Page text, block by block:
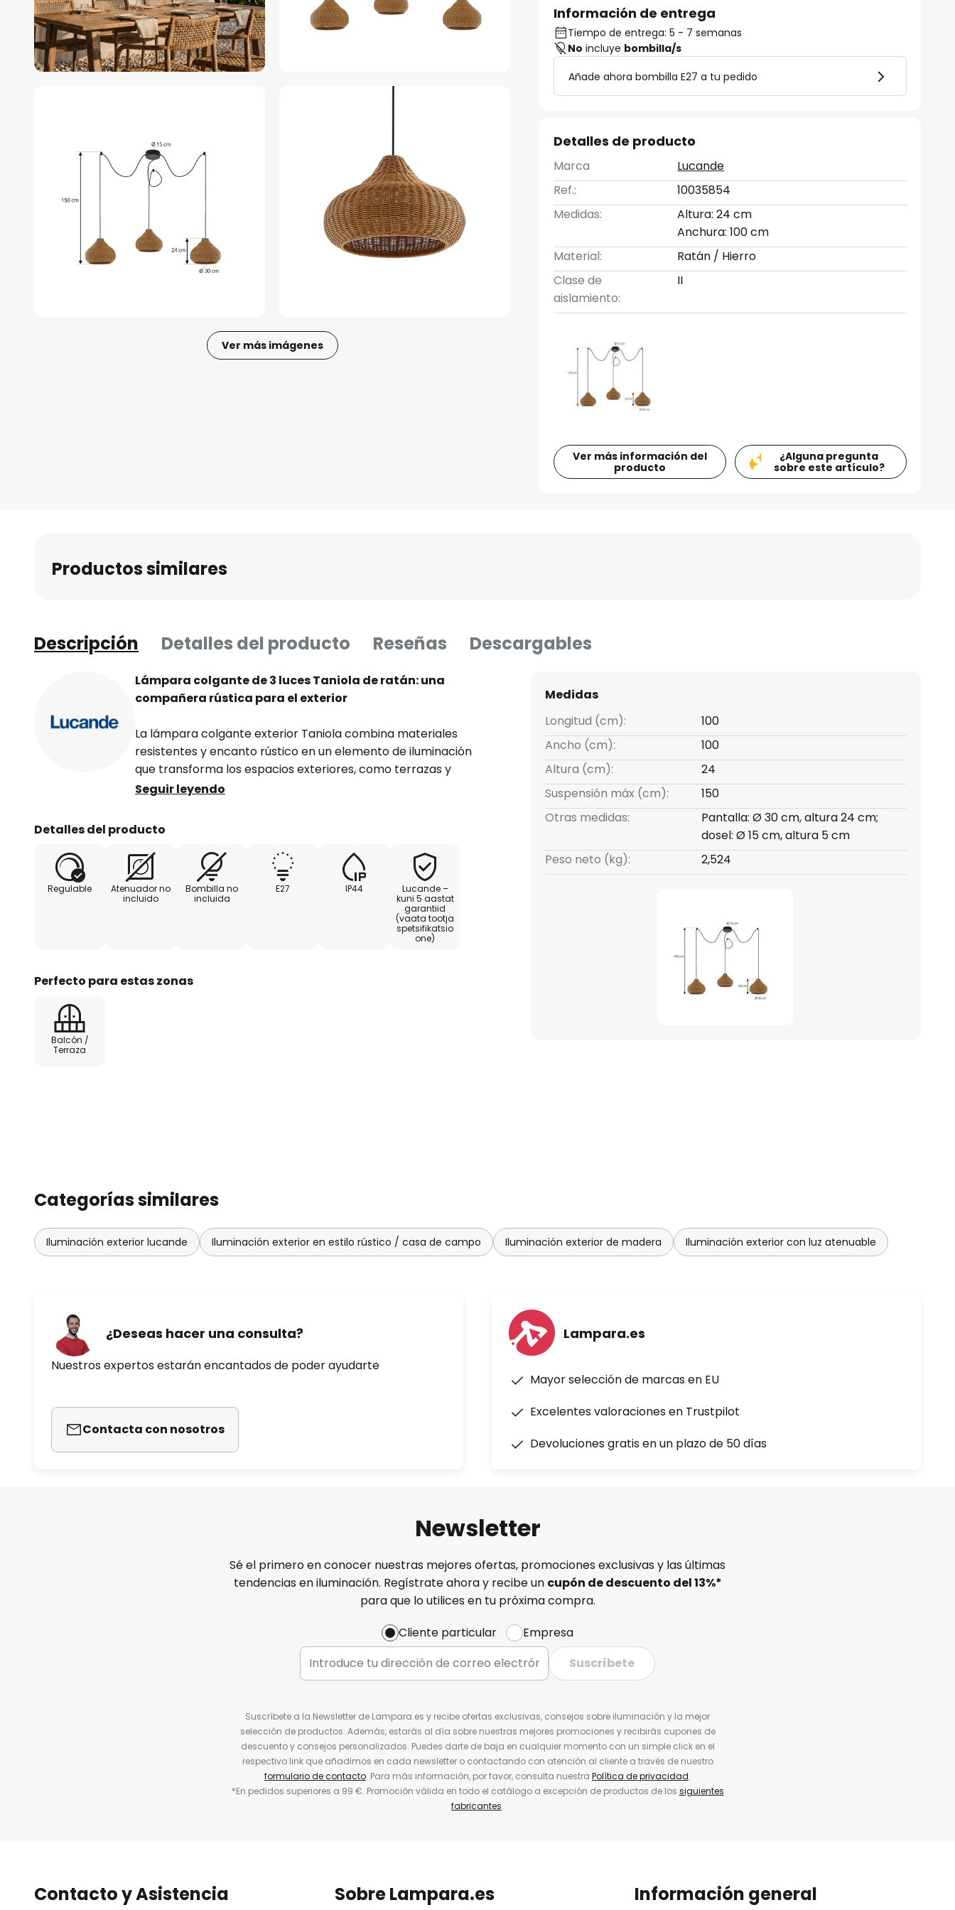
Ver más imágenes
Información de entrega
Tiempo de entrega: 5 - 7 semanas
No incluye bombilla/s
Añade ahora bombilla E27 a tu pedido
Detalles de producto
Marca
Lucande
Ref.:
10035854
Medidas:
Altura: 24 cm
Anchura: 100 cm
Material:
Ratán / Hierro
Clase de
aislamiento:
II
Ver más información del
producto
¿Alguna pregunta
sobre este artículo?
Productos similares
Descripción Detalles del producto Reseñas Descargables
Lámpara colgante de 3 luces Taniola de ratán: una
compañera rústica para el exterior
La lámpara colgante exterior Taniola combina materiales
resistentes y encanto rústico en un elemento de iluminación
que transforma los espacios exteriores, como terrazas y
balcones, en acogedores rincones de descanso. Fabricada con
luces presenta un armonioso contraste cromático entre el
Con un grado de protección IP44, la lámpara está
perfectamente protegida contra la entrada de cuerpos
extraños y salpicaduras de agua, lo que la convierte en una
fuente de luz fiable para espacios exteriores. La posibilidad de
regular la intensidad luminosa mediante un atenuador externo
ambiente deseado, desde una luz suave y tenue hasta una
Seguir leyendo
Detalles del producto
Regulable
Atenuador no
incluido
Bombilla no
incluida
E27 IP44
Lucande –
kuni 5 aastat
garantiid
(vaata tootja
spetsifikatsio
one)
Perfecto para estas zonas
Balcón /
Terraza
Medidas
Longitud (cm):
100
Ancho (cm):
100
Altura (cm):
24
Suspensión máx (cm):
150
Otras medidas:
Pantalla: Ø 30 cm, altura 24 cm;
dosel: Ø 15 cm, altura 5 cm
Peso neto (kg):
2,524
Categorías similares
Iluminación exterior lucande Iluminación exterior en estilo rústico / casa de campo Iluminación exterior de madera Iluminación exterior con luz atenuable
¿Deseas hacer una consulta?
Nuestros expertos estarán encantados de poder ayudarte
Contacta con nosotros
Lampara.es
Mayor selección de marcas en EU
Excelentes valoraciones en Trustpilot
Devoluciones gratis en un plazo de 50 días
Newsletter
Sé el primero en conocer nuestras mejores ofertas, promociones exclusivas y las últimas
tendencias en iluminación. Regístrate ahora y recibe un cupón de descuento del13%*
para que lo utilices en tu próxima compra.
Cliente particular
Empresa
Suscríbete
Suscríbete a la Newsletter de Lampara.es y recibe ofertas exclusivas, consejos sobre iluminación y la mejor
selección de productos. Además, estarás al día sobre nuestras mejores promociones y recibirás cupones de
descuento y consejos personalizados. Puedes darte de baja en cualquier momento con un simple click en el
respectivo link que añadimos en cada newsletter o contactando con atención al cliente a través de nuestro
formulario de contacto. Para más información, por favor, consulta nuestra Política de privacidad.
*En pedidos superiores a 99 €. Promoción válida en todo el catálogo a excepción de productos de los siguientes
fabricantes.
Contacto y Asistencia Sobre Lampara.es Información general